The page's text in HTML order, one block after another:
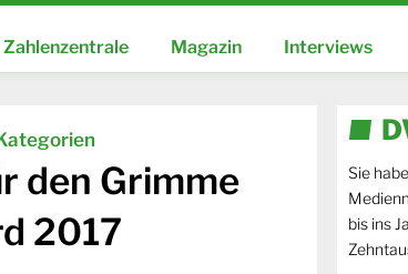
Zahlenzentrale Magazin Interviews
den Grimme
2017
Sie
bis ins